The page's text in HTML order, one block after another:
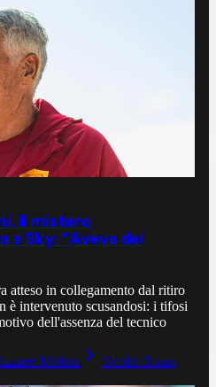
il mistero
Sky: “Aveva dei
atteso in collegamento dal ritiro
è intervenuto scusandosi: i tifosi
dell'assenza del tecnico
Molina
Svolta Roma,